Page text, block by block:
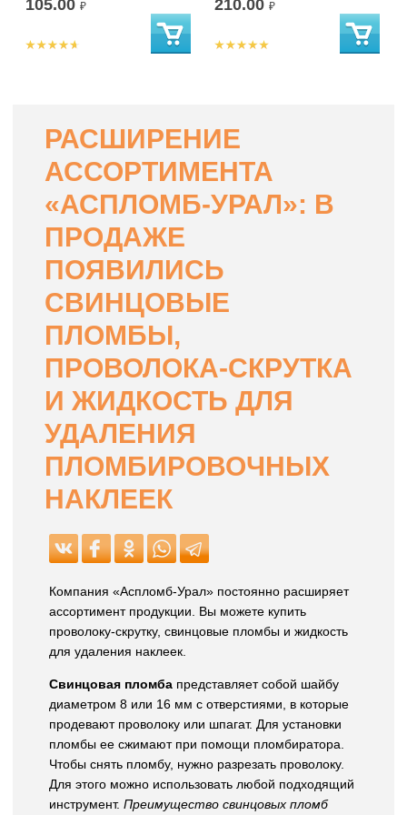
105.00 ₽ 210.00 ₽
РАСШИРЕНИЕ
АССОРТИМЕНТА
«АСПЛОМБ-УРАЛ»: В
ПРОДАЖЕ
ПОЯВИЛИСЬ
СВИНЦОВЫЕ
ПЛОМБЫ,
ПРОВОЛОКА-СКРУТКА
И ЖИДКОСТЬ ДЛЯ
УДАЛЕНИЯ
ПЛОМБИРОВОЧНЫХ
НАКЛЕЕК
Компания «Аспломб-Урал» постоянно расширяет
ассортимент продукции. Вы можете купить
проволоку-скрутку, свинцовые пломбы и жидкость
для удаления наклеек.
Свинцовая пломба представляет собой шайбу
диаметром 8 или 16 мм с отверстиями, в которые
продевают проволоку или шпагат. Для установки
пломбы ее сжимают при помощи пломбиратора.
Чтобы снять пломбу, нужно разрезать проволоку.
Для этого можно использовать любой подходящий
инструмент. Преимущество свинцовых пломб